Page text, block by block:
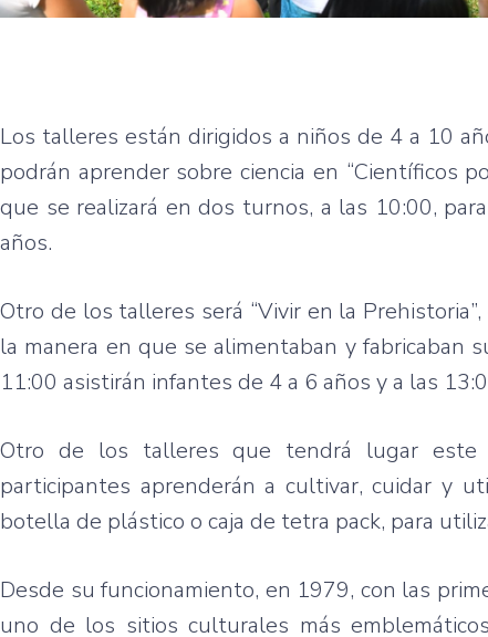
Los talleres están dirigidos a niños de 4 a 10
podrán aprender sobre ciencia en “Científicos
que se realizará en dos turnos, a las 10:00,
años.
Otro de los talleres será “Vivir en la
la manera en que se alimentaban y fabricaban
11:00 asistirán infantes de 4 a 6 años y a las
Otro de los talleres que tendrá lugar este
participantes aprenderán a cultivar, cuidar y
botella de plástico o caja de tetra pack, para
Desde su funcionamiento, en 1979, con las
uno de los sitios culturales más